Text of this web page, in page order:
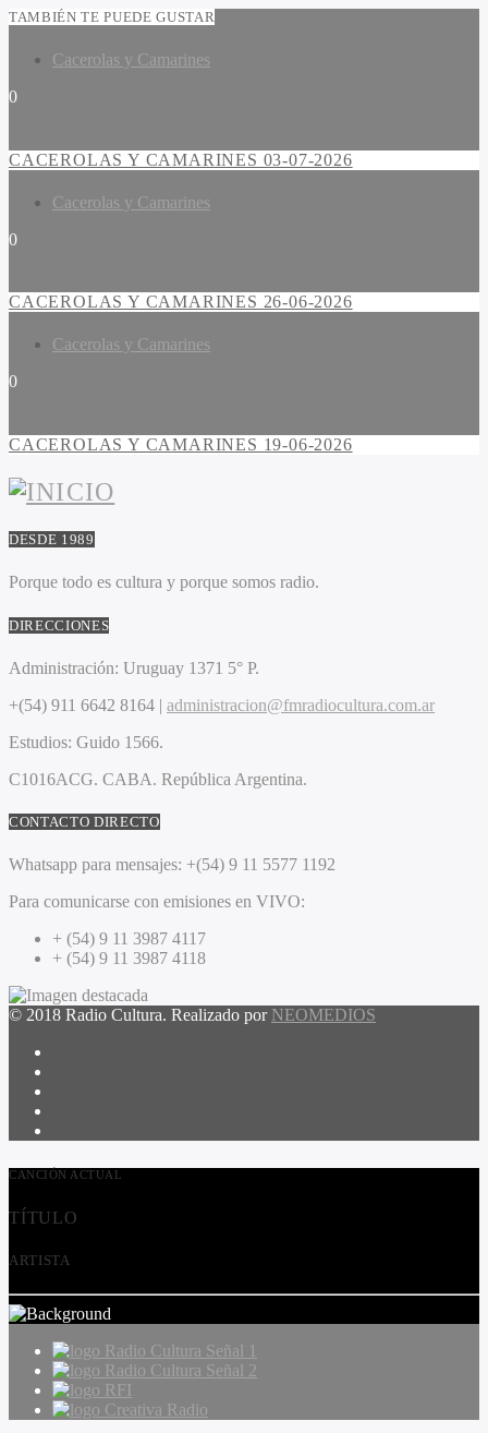
TAMBIÉN TE PUEDE GUSTAR
Cacerolas y Camarines
0
CACEROLAS Y CAMARINES 03-07-2026
Cacerolas y Camarines
0
CACEROLAS Y CAMARINES 26-06-2026
Cacerolas y Camarines
0
CACEROLAS Y CAMARINES 19-06-2026
DESDE 1989
Porque todo es cultura y porque somos radio.
DIRECCIONES
Administración: Uruguay 1371 5° P.
+(54) 911 6642 8164 | administracion@fmradiocultura.com.ar
Estudios: Guido 1566.
C1016ACG. CABA. República Argentina.
CONTACTO DIRECTO
Whatsapp para mensajes: +(54) 9 11 5577 1192
Para comunicarse con emisiones en VIVO:
+ (54) 9 11 3987 4117
+ (54) 9 11 3987 4118
© 2018 Radio Cultura. Realizado por NEOMEDIOS
CANCIÓN ACTUAL
TÍTULO
ARTISTA
Radio Cultura Señal 1
Radio Cultura Señal 2
RFI
Creativa Radio